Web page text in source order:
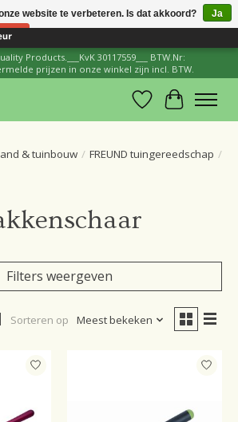
Reviews ×
Products.___KvK 30117559___ BTW.Nr:
prijzen in onze winkel zijn incl. BTW.
Verlanglijst
& tuinbouw / FREUND tuingereedschap /
Filters weergeven
Sorteren op Meest bekeken
website te verbeteren. Is dat akkoord?
Ja
Nee